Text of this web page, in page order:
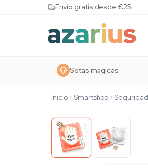
Skip to contentEnvío gratis desde €25
Setas magicas
Inicio Smartshop Seguridad